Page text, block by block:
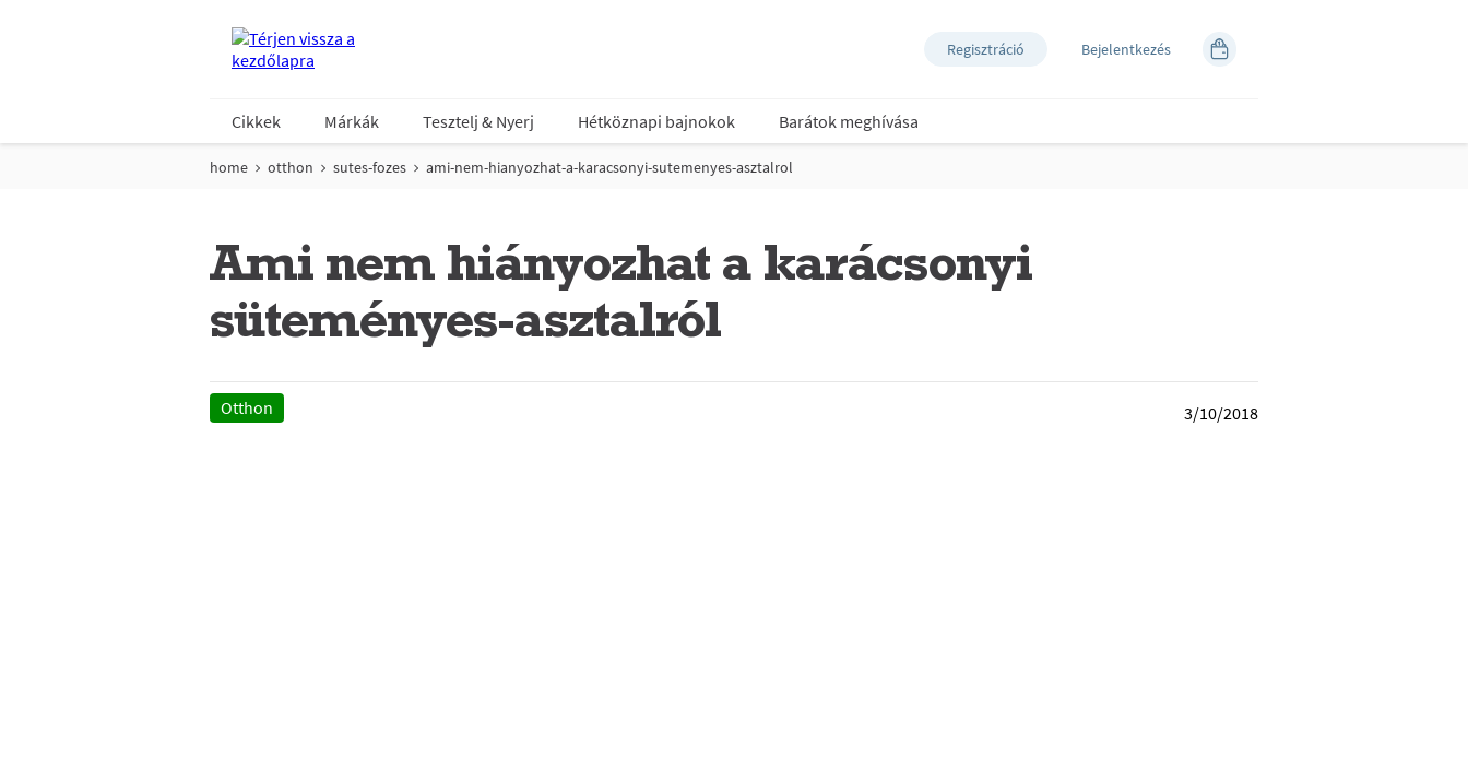
Regisztráció Bejelentkezés
Cikkek Márkák Tesztelj & Nyerj Hétköznapi bajnokok Barátok meghívása
home otthon sutes-fozes ami-nem-hianyozhat-a-karacsonyi-sutemenyes-asztalrol
Ami nem hiányozhat a karácsonyi
süteményes-asztalról
Otthon 3/10/2018